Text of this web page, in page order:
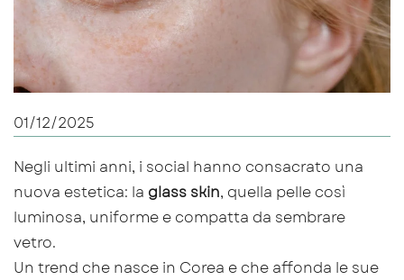
01/12/2025
Negli ultimi anni, i social hanno consacrato una
nuova estetica: la glass skin, quella pelle così
luminosa, uniforme e compatta da sembrare
vetro.
Un trend che nasce in Corea e che affonda le sue